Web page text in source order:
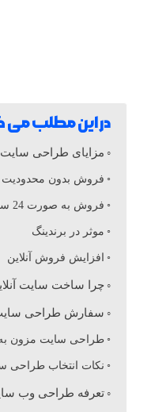
ن
س
در این مطلب می
مزایای طراحی
فروش بدون محدودیت
فروش به صورت 24 ساعته
موثر در برندینگ
افزایش فروش آنلاین
چرا ساخت سایت
سفارش طراحی
طراحی سایت مزون
نکات انتخاب طراحی
تعرفه طراحی وب